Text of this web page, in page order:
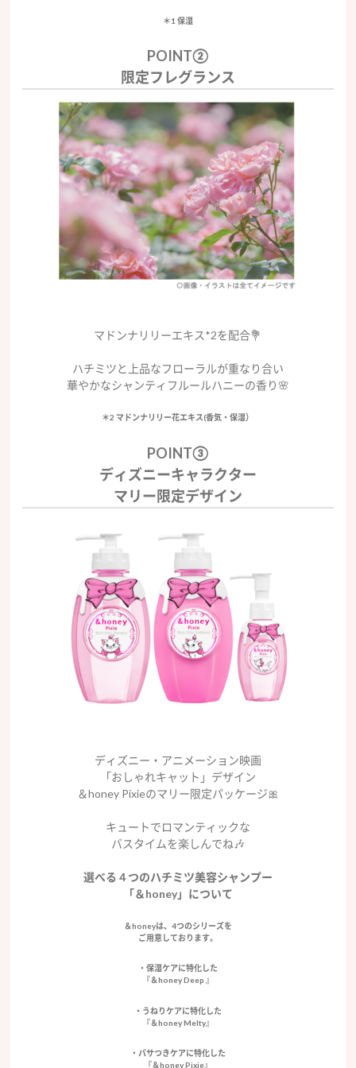
＊1 保湿
POINT②
限定フレグランス
マドンナリリーエキス*2を配合💐
ハチミツと上品なフローラルが重なり合い
華やかなシャンティフルールハニーの香り🌸
＊2 マドンナリリー花エキス(香気・保湿）
POINT③
ディズニーキャラクター
マリー限定デザイン
ディズニー・アニメーション映画
「おしゃれキャット」デザイン
＆honey Pixieのマリー限定パッケージ🎀
キュートでロマンティックな
バスタイムを楽しんでね🎶
選べる４つのハチミツ美容シャンプー
「＆honey」について
＆honeyは、4つのシリーズを
ご用意しております。
・保湿ケアに特化した
『＆honey Deep 』
・うねりケアに特化した
『＆honey Melty』
・パサつきケアに特化した
『＆honey Pixie』